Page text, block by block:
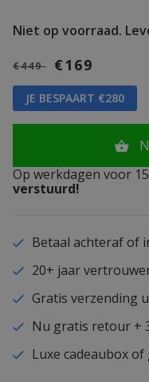
Niet op voorraad.
€449 €169
JE BESPAART €280
Op werkdagen voor
verstuurd!
Betaal achteraf of
20+ jaar vertrouwen
Gratis verzending
Nu gratis retour +
Luxe cadeaubox